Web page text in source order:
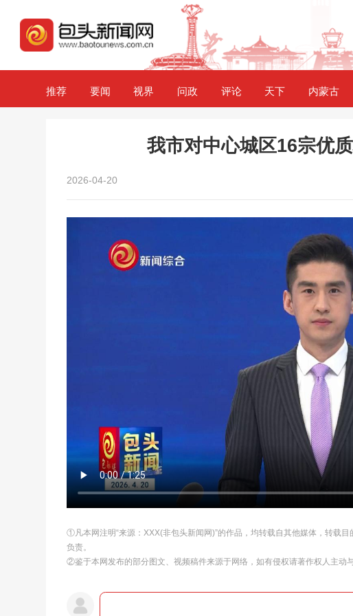
推荐 要闻 视界 问政 评论 天下 内蒙古
我市对中心城区16宗优
2026-04-20
①凡本网注明“来源：XXX(非包头新闻网)”的作品，均转载自其他媒体，转载
负责。
②鉴于本网发布的部分图文、视频稿件来源于网络，如有侵权请著作权人主动